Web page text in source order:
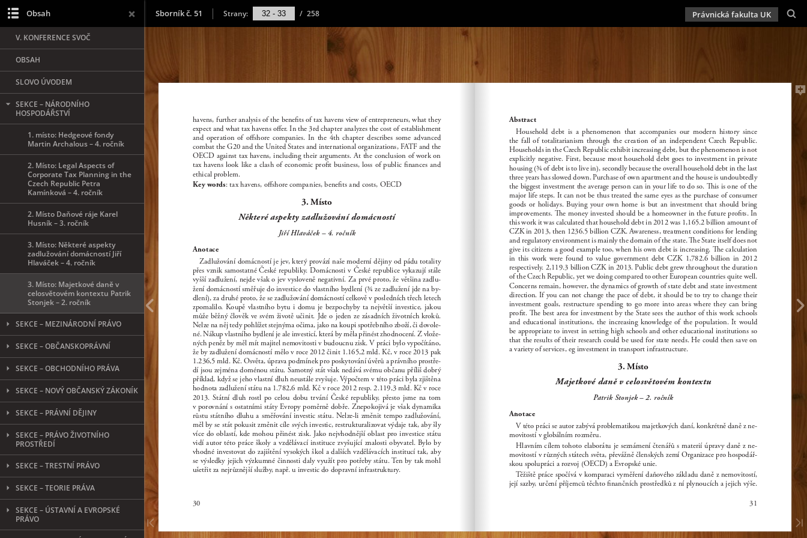
Sborník č. 51 Strany: / 258 Právnická fakulta UK
Obsah
V. KONFERENCE SVOČ
OBSAH
SLOVO ÚVODEM
SEKCE – NÁRODNÍHO
HOSPODÁŘSTVÍ
1. místo: Hedgeové fondy
Martin Archalous – 4. ročník
2. Místo: Legal Aspects of
Corporate Tax Planning in the
Czech Republic Petra
Kamínková – 4. ročník
2. Místo Daňové ráje Karel
Husník – 3. ročník
3. Místo: Některé aspekty
zadlužování domácností Jiří
Hlaváček – 4. ročník
3. Místo: Majetkové daně v
celosvětovém kontextu Patrik
Stonjek – 2. ročník
SEKCE – MEZINÁRODNÍ PRÁVO
SEKCE – OBČANSKOPRÁVNÍ
SEKCE – OBCHODNÍHO PRÁVA
SEKCE – NOVÝ OBČANSKÝ ZÁKONÍK
SEKCE – PRÁVNÍ DĚJINY
SEKCE – PRÁVO ŽIVOTNÍHO
PROSTŘEDÍ
SEKCE – TRESTNÍ PRÁVO
SEKCE – TEORIE PRÁVA
SEKCE – ÚSTAVNÍ A EVROPSKÉ
PRÁVO